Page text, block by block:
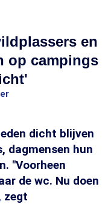
en
op campings
dicht blijven
dagmensen hun
"Voorheen
de wc. Nu doen
zegt